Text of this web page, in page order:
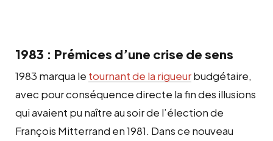
1983 : Prémices d’une crise de sens
1983 marqua le tournant de la rigueurbudgétaire,
avec pour conséquence directe la fin des illusions
qui avaient pu naître au soir de l’élection de
François Mitterrand en 1981. Dans ce nouveau